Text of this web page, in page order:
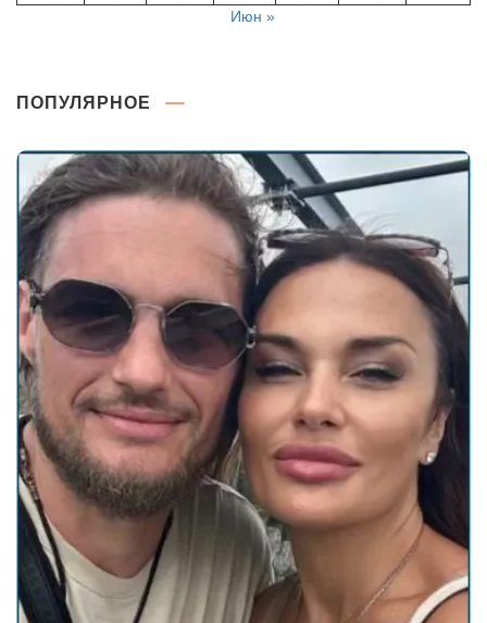
Июн »
ПОПУЛЯРНОЕ